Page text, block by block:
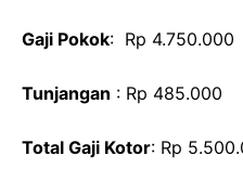
Gaji Pokok: Rp 4.750.000
Tunjangan : Rp 485.000
Total Gaji Kotor: Rp